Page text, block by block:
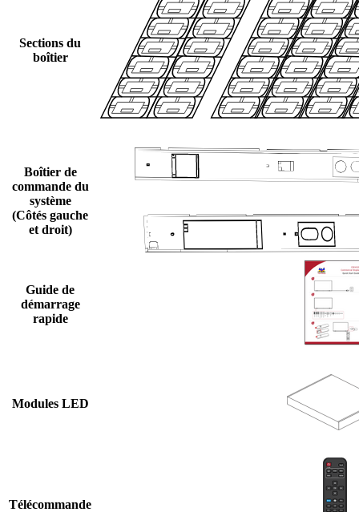
Sections du
boîtier
Boîtier de
commande du
système
(Côtés gauche
et droit)
Guide de
démarrage
rapide
Modules LED
Télécommande